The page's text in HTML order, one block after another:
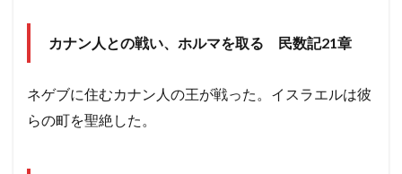
カナン人との戦い、ホルマを取る 民数記21章
ネゲブに住むカナン人の王が戦った。イスラエルは彼
らの町を聖絶した。